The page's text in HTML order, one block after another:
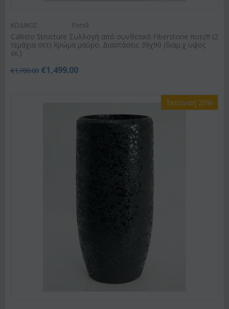
ΚΩΔΙΚΟΣ: Pots9
Callisto Structure Συλλογή από συνθετικά Fiberstone ποτς!!! (2
τεμάχια σετ) Χρώμα μαύρο. Διαστάσεις 39χ90 (διαμ.χ υψος
εκ.)
€1,700.00 €1,499.00
Έκπτωση 20%